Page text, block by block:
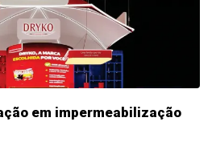
em impermeabilização